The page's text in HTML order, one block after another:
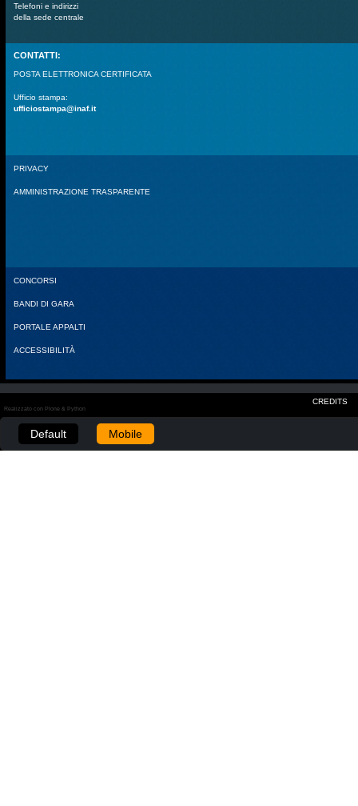
Telefoni e indirizzi
della sede centrale
CONTATTI:
POSTA ELETTRONICA CERTIFICATA
Ufficio stampa:
ufficiostampa@inaf.it
PRIVACY
AMMINISTRAZIONE TRASPARENTE
CONCORSI
BANDI DI GARA
PORTALE APPALTI
ACCESSIBILITÀ
CREDITS
Realizzato con Plone & Python
Default Mobile